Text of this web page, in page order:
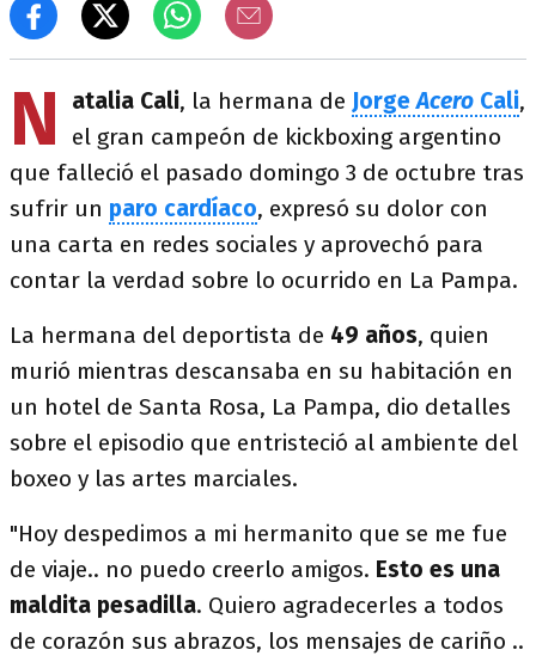
N atalia Cali, la hermana de JorgeAcero Cali,
el gran campeón de kickboxing argentino
que falleció el pasado domingo 3 de octubre tras
sufrir un paro cardíaco, expresó su dolor con
una carta en redes sociales y aprovechó para
contar la verdad sobre lo ocurrido en La Pampa.
La hermana del deportista de 49 años, quien
murió mientras descansaba en su habitación en
un hotel de Santa Rosa, La Pampa, dio detalles
sobre el episodio que entristeció al ambiente del
boxeo y las artes marciales.
"Hoy despedimos a mi hermanito que se me fue
de viaje.. no puedo creerlo amigos. Esto es una
maldita pesadilla. Quiero agradecerles a todos
de corazón sus abrazos, los mensajes de cariño ..